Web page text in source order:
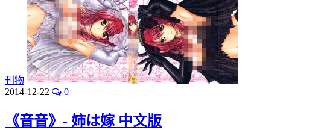
刊物
2014-12-22
0
《音音》- 姉は嫁 中文版